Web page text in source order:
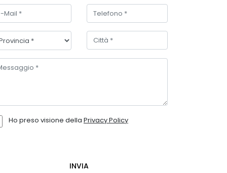
Ho preso visione della Privacy Policy
INVIA